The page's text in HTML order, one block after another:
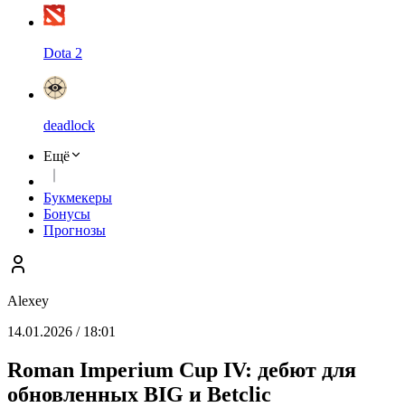
Dota 2
deadlock
Ещё
Букмекеры
Бонусы
Прогнозы
Alexey
14.01.2026 / 18:01
Roman Imperium Cup IV: дебют для
обновленных BIG и Betclic